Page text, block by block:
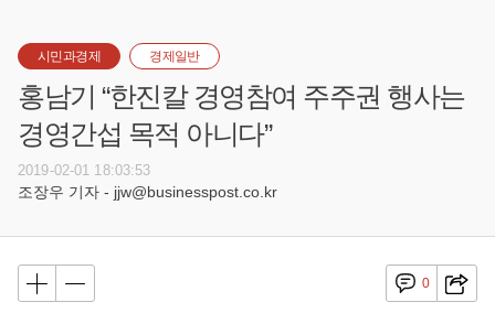
시민과경제 경제일반
홍남기 “한진칼 경영참여 주주권 행사는
경영간섭 목적 아니다”
2019-02-01 18:03:53
조장우 기자 - jjw@businesspost.co.kr
0